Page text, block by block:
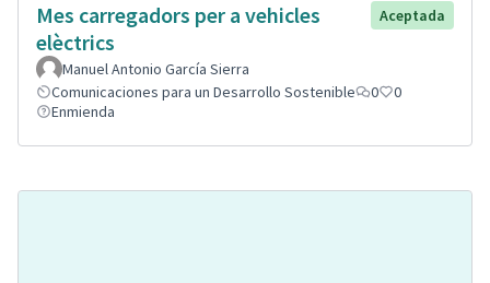
Mes carregadors per a vehicles
elèctrics
Aceptada
Manuel Antonio García Sierra
Comunicaciones para un Desarrollo Sostenible
0
0
Enmienda